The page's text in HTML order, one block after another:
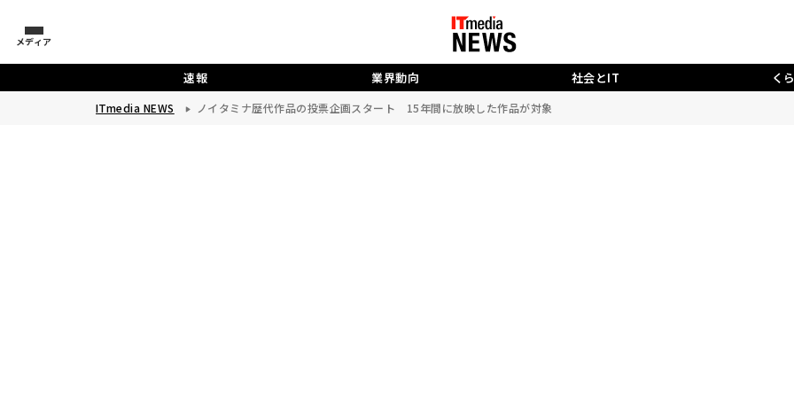
メディア
速報 業界動向 社会とIT く
ITmedia NEWS ノイタミナ歴代作品の投票企画スタート 15年間に放映した作品が対象